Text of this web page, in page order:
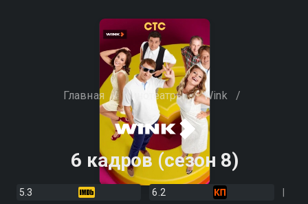
Главная / Кинотеатры / Wink /
6 кадров (сезон 8)
5.3
6.2